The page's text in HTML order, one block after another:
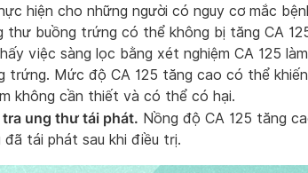
hiện cho những người có nguy cơ mắc
thư buồng trứng có thể không bị tăng CA
việc sàng lọc bằng xét nghiệm CA 125
trứng. Mức độ CA 125 tăng cao có thể
không cần thiết và có thể có hại.
tra ung thư tái phát. Nồng độ CA 125 tăng
đã tái phát sau khi điều trị.